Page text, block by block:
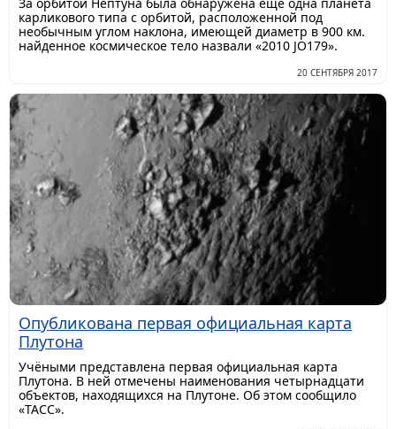
карликового типа с орбитой, расположенной под
необычным углом наклона, имеющей диаметр в 900 км.
найденное космическое тело назвали «2010 JO179».
20 СЕНТЯБРЯ 2017
Опубликована первая официальная карта
Плутона
​Учёными представлена первая официальная карта
Плутона. В ней отмечены наименования четырнадцати
объектов, находящихся на Плутоне. Об этом сообщило
«ТАСС».